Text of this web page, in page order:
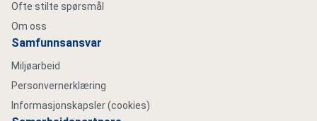
Ofte stilte spørsmål
Om oss
Samfunnsansvar
Miljøarbeid
Personvernerklæring
Informasjonskapsler (cookies)